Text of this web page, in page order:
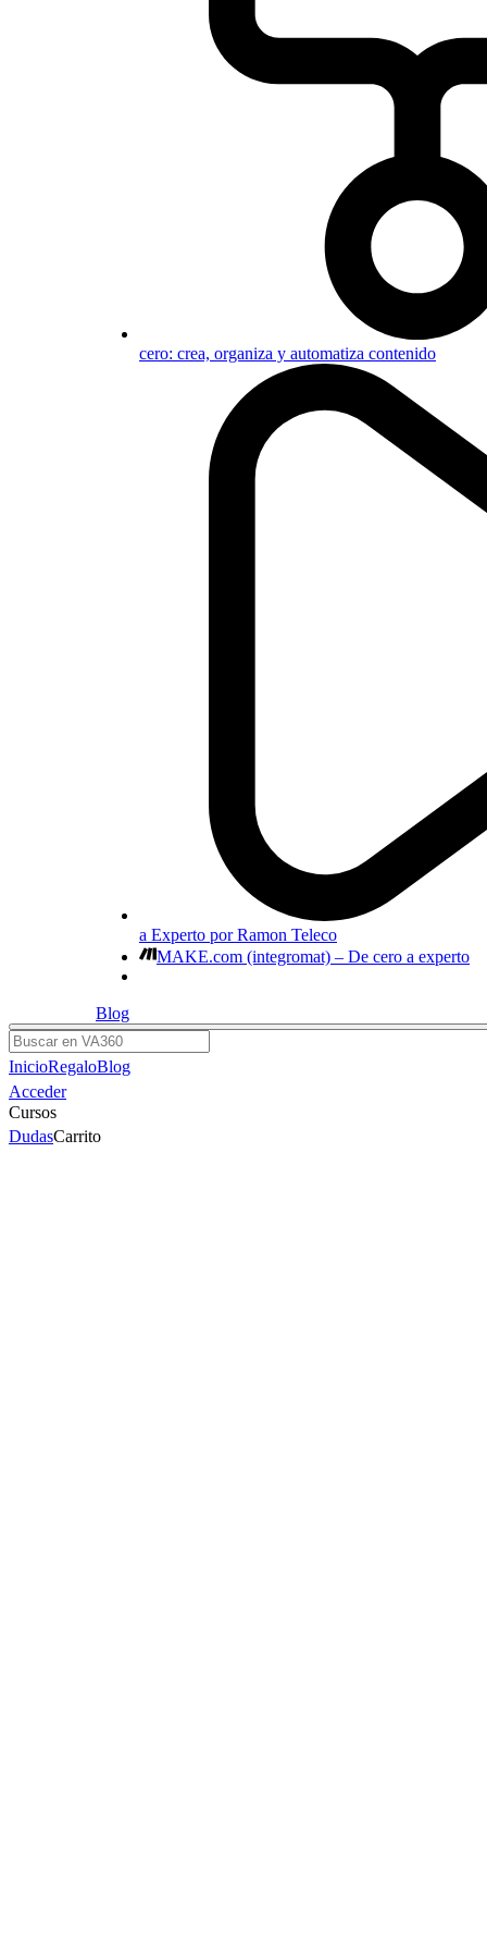
cero: crea, organiza y automatiza contenido
a Experto por Ramon Teleco
MAKE.com (integromat) – De cero a experto
Blog
Buscar
InicioRegaloBlog
Acceder
Cursos
DudasCarrito